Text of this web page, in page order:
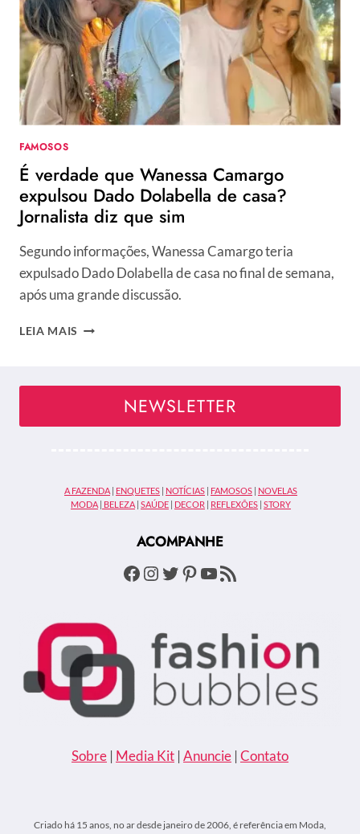
FAMOSOS
É verdade que Wanessa Camargo
expulsou Dado Dolabella de casa?
Jornalista diz que sim
Segundo informações, Wanessa Camargo teria
expulsado Dado Dolabella de casa no final de semana,
após uma grande discussão.
LEIA MAIS
EXPULSOU
DADO
JORNALISTA
DIZ
NEWSLETTER
A FAZENDA ENQUETES NOTÍCIAS FAMOSOS
NOVELAS
MODA
BELEZA SAÚDE DECOR REFLEXÕES STORY
ACOMPANHE
Facebook
Instagram
Twitter
Pinterest
Youtube
Feed RSS
Sobre | Media Kit | Anuncie | Contato
Criado há 15 anos, no ar desde janeiro de 2006, é referência em Moda,